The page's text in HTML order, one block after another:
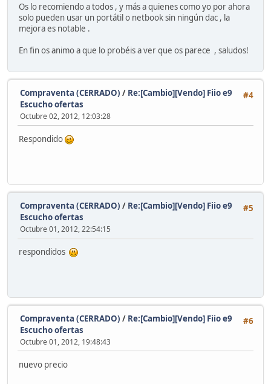
Os lo recomiendo a todos , y más a quienes como yo por ahora
solo pueden usar un portátil o netbook sin ningún dac , la
mejora es notable .
En fin os animo a que lo probéis a ver que os parece , saludos!
#4
Compraventa (CERRADO) / Re:[Cambio][Vendo] Fiio e9
Escucho ofertas
Octubre 02, 2012, 12:03:28
Respondido
#5
Compraventa (CERRADO) / Re:[Cambio][Vendo] Fiio e9
Escucho ofertas
Octubre 01, 2012, 22:54:15
respondidos
#6
Compraventa (CERRADO) / Re:[Cambio][Vendo] Fiio e9
Escucho ofertas
Octubre 01, 2012, 19:48:43
nuevo precio